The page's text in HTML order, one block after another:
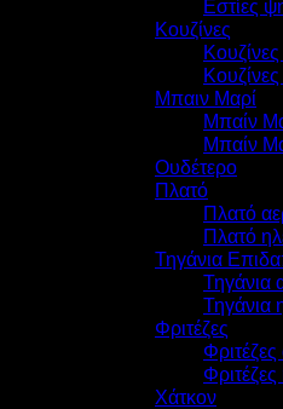
Εστίες
Κουζίνες
Κουζίνες
Μπαιν Μαρί
Μπαίν
Μπαίν
Ουδέτερο
Πλατό
Πλατό
Πλατό
Τηγάνια
Τηγάνια
Τηγάνια
Φριτέζες
Φριτέζες
Φριτέζες
Χάτκον